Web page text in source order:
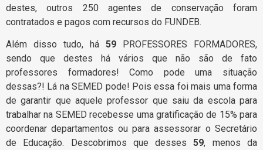
destes, outros 250 agentes de conservação foram
contratados e pagos com recursos do FUNDEB.
Além disso tudo, há 59 PROFESSORES FORMADORES,
sendo que destes há vários que não são de fato
professores formadores! Como pode uma situação
dessas?! Lá na SEMED pode! Pois essa foi mais uma forma
de garantir que aquele professor que saiu da escola para
trabalhar na SEMED recebesse uma gratificação de 15% para
coordenar departamentos ou para assessorar o Secretário
de Educação. Descobrimos que desses59, menos da